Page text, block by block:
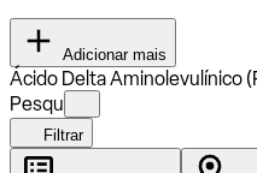
Adicionar mais
Ácido Delta Aminolevulínico
Pesqu
Filtrar